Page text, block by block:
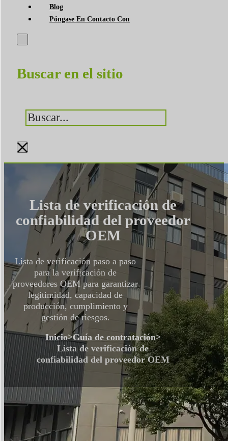
Blog
Póngase En Contacto Con
Buscar en el sitio
Buscar
×
Lista de verificación de
confiabilidad del proveedor
OEM
Lista de verificación paso a paso
para la verificación de
proveedores OEM para garantizar
legitimidad, capacidad de
producción, cumplimiento y
gestión de riesgos.
Inicio>Guía de contratación>
Lista de verificación de
confiabilidad del proveedor OEM